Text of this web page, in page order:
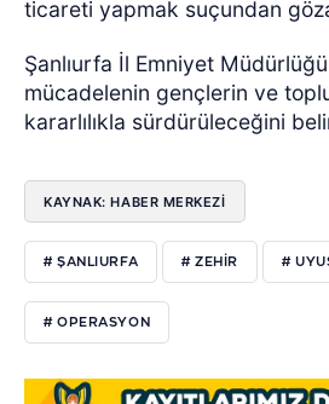
ticareti yapmak suçundan
Şanlıurfa İl Emniyet
mücadelenin gençlerin ve
kararlılıkla sürdürüleceğini
KAYNAK: HABER MERKEZİ
# ŞANLIURFA # ZEHİR #
# OPERASYON